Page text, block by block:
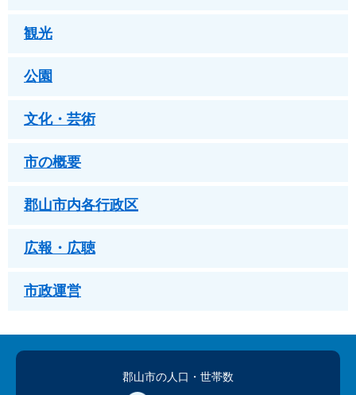
観光
公園
文化・芸術
市の概要
郡山市内各行政区
広報・広聴
市政運営
郡山市の人口 ・世帯数